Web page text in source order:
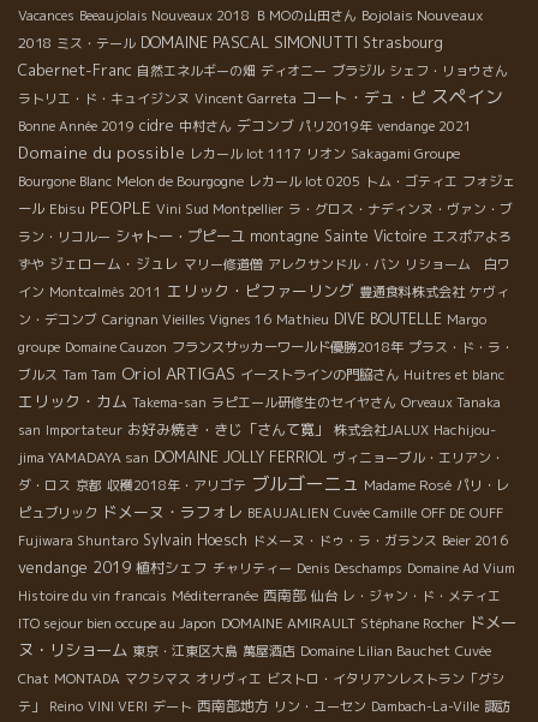
Vacances Beeaujolais Nouveaux 2018 ＢＭОの山田さん Bojolais Nouveaux
2018 ミス・テール DOMAINE PASCAL SIMONUTTI Strasbourg
Cabernet-Franc 自然エネルギーの畑 ディオニー ブラジル シェフ・リョウさん
ラトリエ・ド・キュイジンヌ Vincent Garreta コート・デュ・ピ スペイン
Bonne Année 2019 cidre 中村さん デコンブ パリ2019年 vendange 2021
Domaine du possible レカール lot 1117 リオン Sakagami Groupe
Bourgone Blanc Melon de Bourgogne レカール lot 0205 トム・ゴティエ フォジェ
ール Ebisu PEOPLE Vini Sud Montpellier ラ・グロス・ナディンヌ・ヴァン・ブ
ラン・リコルー シャトー・プピーユ montagne Sainte Victoire エスポアよろ
ずや ジェローム・ジュレ マリー修道僧 アレクサンドル・バン リショーム 白ワ
イン Montcalmès 2011 エリック・ピファーリング 豊通食料株式会社 ケヴィ
ン・デコンブ Carignan Vieilles Vignes 16 Mathieu DIVE BOUTELLE Margo
groupe Domaine Cauzon フランスサッカーワールド優勝2018年 プラス・ド・ラ・
ブルス Tam Tam Oriol ARTIGAS イーストラインの門脇さん Huitres et blanc
エリック・カム Takema-san ラピエール研修生のセイヤさん Orveaux Tanaka
san Importateur お好み焼き・きじ「さんて寛」 株式会社JALUX Hachijou-
jima YAMADAYA san DOMAINE JOLLY FERRIOL ヴィニョーブル・エリアン・
ダ・ロス 京都 収穫2018年・アリゴテ ブルゴーニュ Madame Rosé パリ・レ
ピュブリック ドメーヌ・ラフォレ BEAUJALIEN Cuvée Camille OFF DE OUFF
Fujiwara Shuntaro Sylvain Hoesch ドメーヌ・ドゥ・ラ・ガランス Beier 2016
vendange 2019 植村シェフ チャリティー Denis Deschamps Domaine Ad Vium
Histoire du vin francais Méditerranée 西南部 仙台 レ・ジャン・ド・メティエ
ITO sejour bien occupe au Japon DOMAINE AMIRAULT Stéphane Rocher ドメー
ヌ・リショーム 東京・江東区大島 萬屋酒店 Domaine Lilian Bauchet Cuvée
Chat MONTADA マクシマス オリヴィエ ビストロ・イタリアンレストラン「グシ
テ」
Reino VINI VERI デート 西南部地方 リン・ユーセン Dambach-La-Ville 諏訪